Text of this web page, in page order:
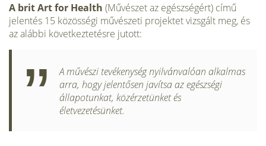
A brit Art for Health (Művészet az egészségért) című
jelentés 15 közösségi művészeti projektet vizsgált meg, és
az alábbi következtetésre jutott:
A művészi tevékenység nyilvánvalóan alkalmas
arra, hogy jelentősen javítsa az egészségi
állapotunkat, közérzetünket és
életvezetésünket.